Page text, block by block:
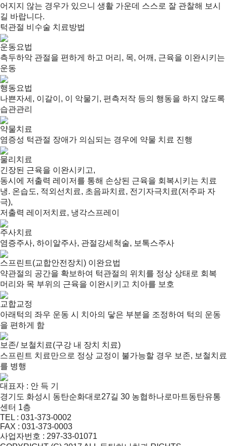
어지지 않는 경우가 있으니 생활 가운데 스스로 잘 관찰해 보시
길 바랍니다.
턱관절 비수술 치료방법
운동요법
측두하악 관절을 편하게 하고 머리, 목, 어깨, 근육을 이완시키는
운동
행동요법
나쁜자세, 이갈이, 이 악물기, 편측저작 등의 행동을 하지 않도록
습관관리
약물치료
염증성 턱관절 장애가 의심되는 경우에 약물 치료 진행
물리치료
긴장된 근육을 이완시키고,
동시에 저출력 레이저를 통해 손상된 근육을 회복시키는 치료
냉. 온습도, 적외선치료, 초음파치료, 전기자극치료(저주파 자
극),
저출력 레이저치료, 냉각스프레이
주사치료
염증주사, 하이알주사, 관절강세척술, 보톡스주사
스프린트(교합안전장치) 이완요법
약관절의 공간을 확보하여 턱관절의 위치를 정상 상태로 회복
머리와 목 부위의 근육을 이완시키고 치아를 보호
교합교정
아래턱의 좌우 운동 시 치아의 닿은 부분을 조정하여 턱의 운동
을 편하게 함
보존/ 보철치료(구강 내 장치 치료)
스프린트 치료만으로 정상 교정이 불가능할 경우 보존, 보철치료
를 병행
대표자 : 안 득 기
경기도 화성시 동탄순화대로27길 30 농협하나로마트동탄유통
센터 1층
TEL : 031-373-0002
FAX : 031-373-0003
사업자번호 : 297-33-01071